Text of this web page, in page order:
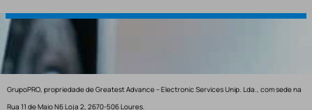
GrupoPRO, propriedade de Greatest Advance – Electronic Services Unip. Lda., com sede na
Rua 11 de Maio N6 Loja 2, 2670-506 Loures.